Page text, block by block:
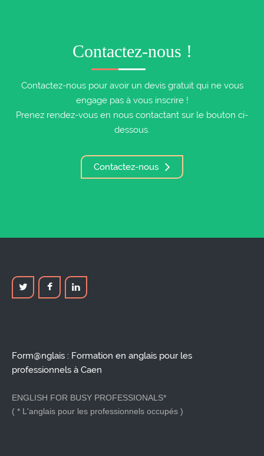
Contactez-nous !
Contactez-nous pour avoir un devis gratuit qui ne vous
engage pas à vous inscrire !
Prenez rendez-vous en nous contactant sur le bouton ci-
dessous.
Contactez-nous
Form@nglais : Formation en anglais pour les
professionnels à Caen
ENGLISH FOR BUSY PROFESSIONALS*
( * L'anglais pour les professionnels occupés )